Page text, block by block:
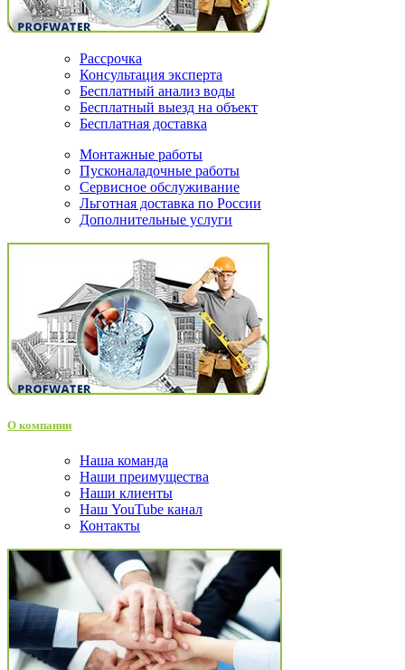
Рассрочка
Консультация эксперта
Бесплатный анализ воды
Бесплатный выезд на объект
Бесплатная доставка
Монтажные работы
Пусконаладочные работы
Сервисное обслуживание
Льготная доставка по России
Дополнительные услуги
О компании
Наша команда
Наши преимущества
Наши клиенты
Наш YouTube канал
Контакты